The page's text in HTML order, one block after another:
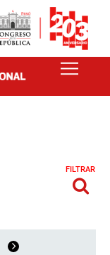
FILTRAR